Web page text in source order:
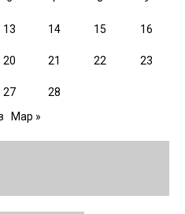
13 14 15 16
20 21 22 23
27
28
Мар »